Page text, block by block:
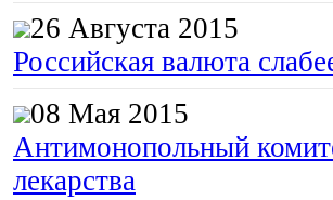
26 Августа 2015
Российская валюта
08 Мая 2015
Антимонопольный
лекарства